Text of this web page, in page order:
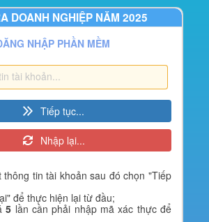
DOANH NGHIỆP NĂM 2025
NHẬP PHẦN MỀM
Tiếp tục...
Nhập lại...
tin tài khoản sau đó chọn "Tiếp
để thực hiện lại từ đầu;
5 lần cần phải nhập mã xác thực để